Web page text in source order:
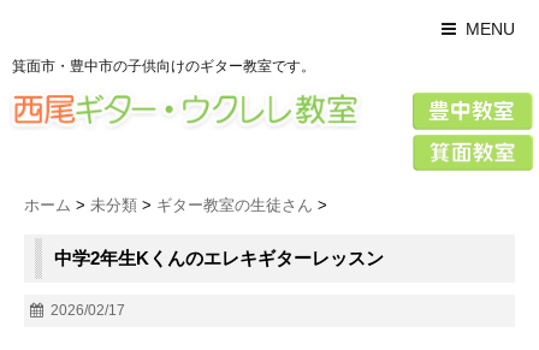
MENU
箕面市・豊中市の子供向けのギター教室です。
ホーム > 未分類 > ギター教室の生徒さん >
中学2年生Kくんのエレキギターレッスン
2026/02/17